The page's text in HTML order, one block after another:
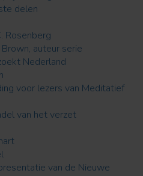
delen
Rosenberg
auteur serie
Nederland
voor lezers van Meditatief
van het verzet
van de Nieuwe